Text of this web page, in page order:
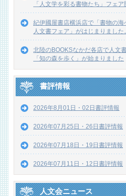
「人文学を彩る書物たち」フェア
紀伊國屋書店横浜店で「書物の海
人文書フェア」がはじまりました。
北陸のBOOKSなかだ各店で人文
「知の森を歩く」が始まりました
書評情報
2026年8月01日・02日書評情報
2026年07月25日・26日書評情報
2026年07月18日・19日書評情報
2026年07月11日・12日書評情報
人文会ニュース